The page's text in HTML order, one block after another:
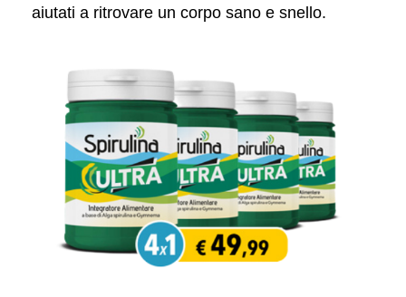
aiutati a ritrovare un corpo sano e snello.